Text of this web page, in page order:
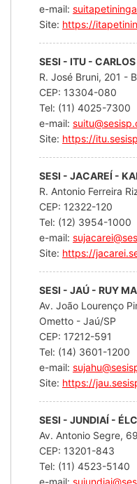
e-mail:
Site: https://
SESI - ITU -
R. José Bruni, 201 -
CEP: 13304-080
Tel: (11) 4025-7300
e-mail:
Site: https://
SESI - JACAREÍ -
R. Antonio Ferreira
CEP: 12322-120
Tel: (12) 3954-1000
e-mail:
Site: https://
SESI - JAÚ - RUY
Av. João Lourenço
Ometto - Jaú/SP
CEP: 17212-591
Tel: (14) 3601-1200
e-mail:
Site: https://
SESI - JUNDIAÍ -
Av. Antonio Segre,
CEP: 13201-843
Tel: (11) 4523-5140
e-mail: